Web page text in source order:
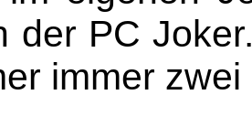
der PC
immer